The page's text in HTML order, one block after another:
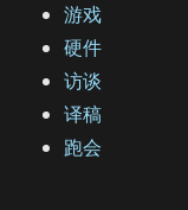
游戏
硬件
访谈
译稿
跑会